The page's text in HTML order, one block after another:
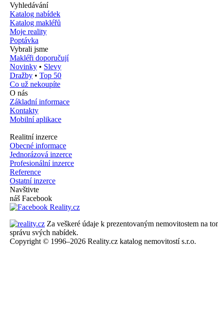
Vyhledávání
Katalog nabídek
Katalog makléřů
Moje reality
Poptávka
Vybrali jsme
Makléři doporučují
Novinky • Slevy
Dražby • Top 50
Co už nekoupíte
O nás
Základní informace
Kontakty
Mobilní aplikace
Realitní inzerce
Obecné informace
Jednorázová inzerce
Profesionální inzerce
Reference
Ostatní inzerce
Navštivte
náš Facebook
Za veškeré údaje k prezentovaným nemovitostem na
správu svých nabídek.
Copyright © 1996–2026 Reality.cz katalog nemovitostí s.r.o.